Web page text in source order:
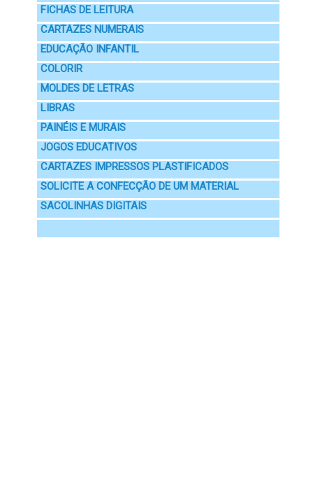
FICHAS DE LEITURA
CARTAZES NUMERAIS
EDUCAÇÃO INFANTIL
COLORIR
MOLDES DE LETRAS
LIBRAS
PAINÉIS E MURAIS
JOGOS EDUCATIVOS
CARTAZES IMPRESSOS PLASTIFICADOS
SOLICITE A CONFECÇÃO DE UM MATERIAL
SACOLINHAS DIGITAIS